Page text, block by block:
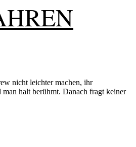
nicht leichter machen, ihr
halt berühmt. Danach fragt keiner